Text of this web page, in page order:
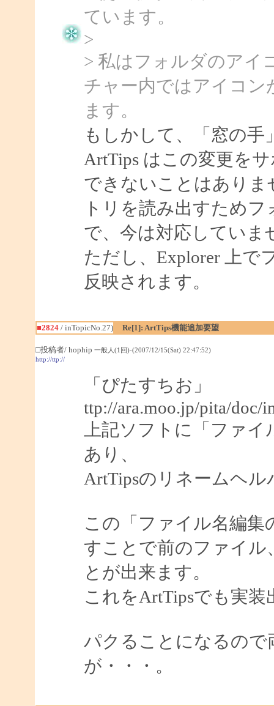
ています。
>
> 私はフォルダのアイ
チャー内ではアイコ
ます。
もしかして、「窓の
ArtTips はこの変更を
できないことはありま
トリを読み出すため
で、今は対応していま
ただし、Explorer 上で
反映されます。
■2824/ inTopicNo.27) Re[1]: ArtTips機能追加要望
□投稿者/ hophip 一般人(1回)-(2007/12/15(Sat) 22:47:52)
http://ttp://
「ぴたすちお」
ttp://ara.moo.jp/pita/doc/
上記ソフトに「ファ
あり、
ArtTipsのリネームヘ
この「ファイル名編集
すことで前のファイル
とが出来ます。
これをArtTipsでも実
パクることになるので
が・・・。